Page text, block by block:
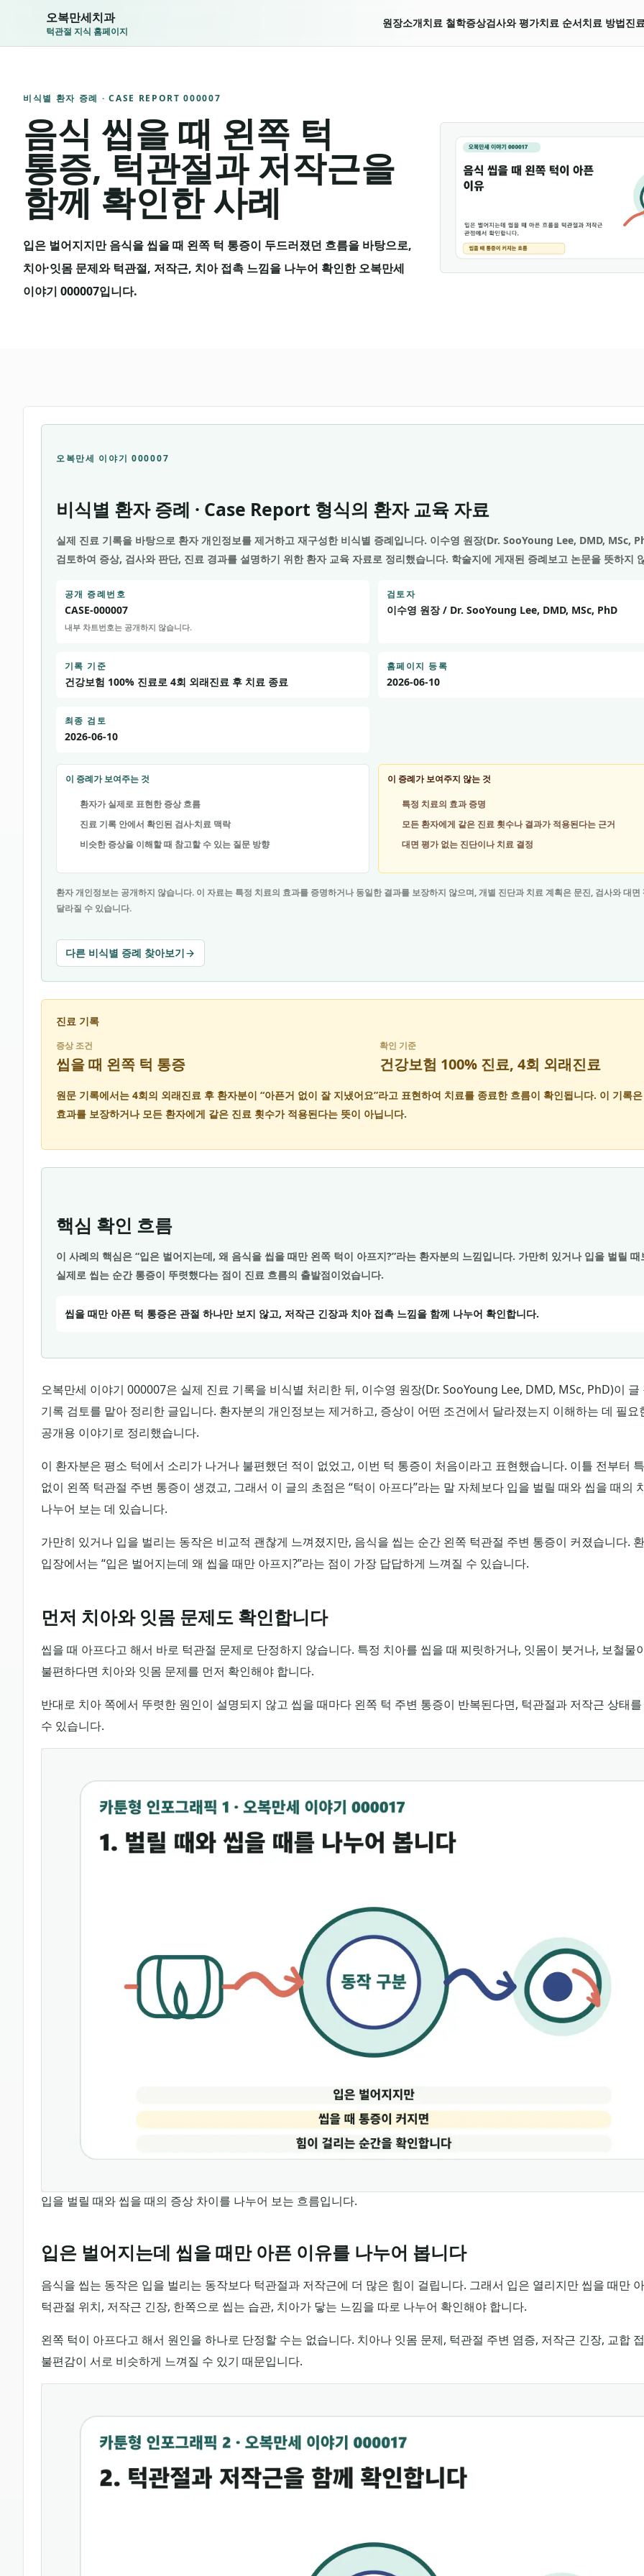
오복만세치과
턱관절 지식 홈페이지
원장소개치료 철학증상검사와 평가치료 순서치료 방법진
비식별 환자 증례 · CASE REPORT000007
음식 씹을 때 왼쪽 턱
통증, 턱관절과 저작근을
함께 확인한 사례
입은 벌어지지만 음식을 씹을 때 왼쪽 턱 통증이 두드러졌던 흐름을 바탕으로,
치아·잇몸 문제와 턱관절, 저작근, 치아 접촉 느낌을 나누어 확인한 오복만세
이야기 000007입니다.
오복만세 이야기 000007
비식별 환자 증례 · Case Report 형식의 환자 교육 자료
실제 진료 기록을 바탕으로 환자 개인정보를 제거하고 재구성한 비식별 증례입니다. 이수영 원장(Dr. SooYoung Lee, DMD, MSc,
검토하여 증상, 검사와 판단, 진료 경과를 설명하기 위한 환자 교육 자료로 정리했습니다. 학술지에 게재된 증례보고 논문을 뜻하지
공개 증례번호
CASE-000007
내부 차트번호는 공개하지 않습니다.
검토자
이수영 원장 / Dr. SooYoung Lee, DMD, MSc, PhD
기록 기준
건강보험 100% 진료로 4회 외래진료 후 치료 종료
홈페이지 등록
2026-06-10
최종 검토
2026-06-10
이 증례가 보여주는 것
환자가 실제로 표현한 증상 흐름
진료 기록 안에서 확인된 검사·치료 맥락
비슷한 증상을 이해할 때 참고할 수 있는 질문 방향
이 증례가 보여주지 않는 것
특정 치료의 효과 증명
모든 환자에게 같은 진료 횟수나 결과가 적용된다는 근거
대면 평가 없는 진단이나 치료 결정
환자 개인정보는 공개하지 않습니다. 이 자료는 특정 치료의 효과를 증명하거나 동일한 결과를 보장하지 않으며, 개별 진단과 치료 계획은 문진, 검사와 대면
달라질 수 있습니다.
다른 비식별 증례 찾아보기
진료 기록
증상 조건
씹을 때 왼쪽 턱 통증
확인 기준
건강보험 100% 진료, 4회 외래진료
원문 기록에서는 4회의 외래진료 후 환자분이 “아픈거 없이 잘 지냈어요”라고 표현하여 치료를 종료한 흐름이 확인됩니다. 이 기록
효과를 보장하거나 모든 환자에게 같은 진료 횟수가 적용된다는 뜻이 아닙니다.
핵심 확인 흐름
이 사례의 핵심은 “입은 벌어지는데, 왜 음식을 씹을 때만 왼쪽 턱이 아프지?”라는 환자분의 느낌입니다. 가만히 있거나 입을 벌릴 때
실제로 씹는 순간 통증이 뚜렷했다는 점이 진료 흐름의 출발점이었습니다.
씹을 때만 아픈 턱 통증은 관절 하나만 보지 않고, 저작근 긴장과 치아 접촉 느낌을 함께 나누어 확인합니다.
오복만세 이야기 000007은 실제 진료 기록을 비식별 처리한 뒤, 이수영 원장(Dr. SooYoung Lee, DMD, MSc, PhD)이 글
기록 검토를 맡아 정리한 글입니다. 환자분의 개인정보는 제거하고, 증상이 어떤 조건에서 달라졌는지 이해하는 데 필요
공개용 이야기로 정리했습니다.
이 환자분은 평소 턱에서 소리가 나거나 불편했던 적이 없었고, 이번 턱 통증이 처음이라고 표현했습니다. 이틀 전부터
없이 왼쪽 턱관절 주변 통증이 생겼고, 그래서 이 글의 초점은 “턱이 아프다”라는 말 자체보다 입을 벌릴 때와 씹을 때의
나누어 보는 데 있습니다.
가만히 있거나 입을 벌리는 동작은 비교적 괜찮게 느껴졌지만, 음식을 씹는 순간 왼쪽 턱관절 주변 통증이 커졌습니다.
입장에서는 “입은 벌어지는데 왜 씹을 때만 아프지?”라는 점이 가장 답답하게 느껴질 수 있습니다.
먼저 치아와 잇몸 문제도 확인합니다
씹을 때 아프다고 해서 바로 턱관절 문제로 단정하지 않습니다. 특정 치아를 씹을 때 찌릿하거나, 잇몸이 붓거나, 보철물
불편하다면 치아와 잇몸 문제를 먼저 확인해야 합니다.
반대로 치아 쪽에서 뚜렷한 원인이 설명되지 않고 씹을 때마다 왼쪽 턱 주변 통증이 반복된다면, 턱관절과 저작근 상태
수 있습니다.
입을 벌릴 때와 씹을 때의 증상 차이를 나누어 보는 흐름입니다.
입은 벌어지는데 씹을 때만 아픈 이유를 나누어 봅니다
음식을 씹는 동작은 입을 벌리는 동작보다 턱관절과 저작근에 더 많은 힘이 걸립니다. 그래서 입은 열리지만 씹을 때만
턱관절 위치, 저작근 긴장, 한쪽으로 씹는 습관, 치아가 닿는 느낌을 따로 나누어 확인해야 합니다.
왼쪽 턱이 아프다고 해서 원인을 하나로 단정할 수는 없습니다. 치아나 잇몸 문제, 턱관절 주변 염증, 저작근 긴장, 교합
불편감이 서로 비슷하게 느껴질 수 있기 때문입니다.